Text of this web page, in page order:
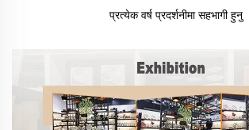
प्रत्येक वर्ष प्रदर्शनीमा सहभागी हुनु